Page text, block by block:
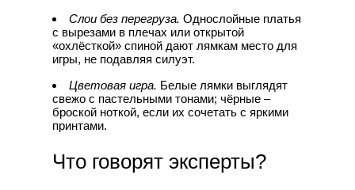
Слои без перегруза. Однослойные платья
с вырезами в плечах или открытой
«охлёсткой» спиной дают лямкам место для
игры, не подавляя силуэт.
Цветовая игра. Белые лямки выглядят
свежо с пастельными тонами; чёрные –
броской ноткой, если их сочетать с яркими
принтами.
Что говорят эксперты?